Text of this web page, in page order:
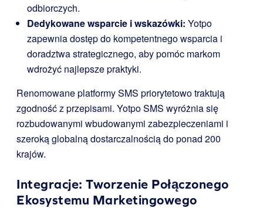
odbiorczych.
Dedykowane wsparcie i wskazówki: Yotpo
zapewnia dostęp do kompetentnego wsparcia i
doradztwa strategicznego, aby pomóc markom
wdrożyć najlepsze praktyki.
Renomowane platformy SMS priorytetowo traktują
zgodność z przepisami. Yotpo SMS wyróżnia się
rozbudowanymi wbudowanymi zabezpieczeniami i
szeroką globalną dostarczalnością do ponad 200
krajów.
Integracje: Tworzenie Połączonego
Ekosystemu Marketingowego